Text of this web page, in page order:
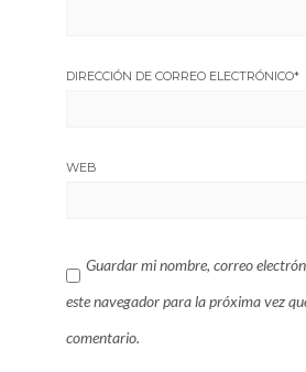
DIRECCIÓN DE CORREO ELECTRÓNICO*
WEB
Guardar mi nombre, correo
este navegador para la próxima vez
comentario.